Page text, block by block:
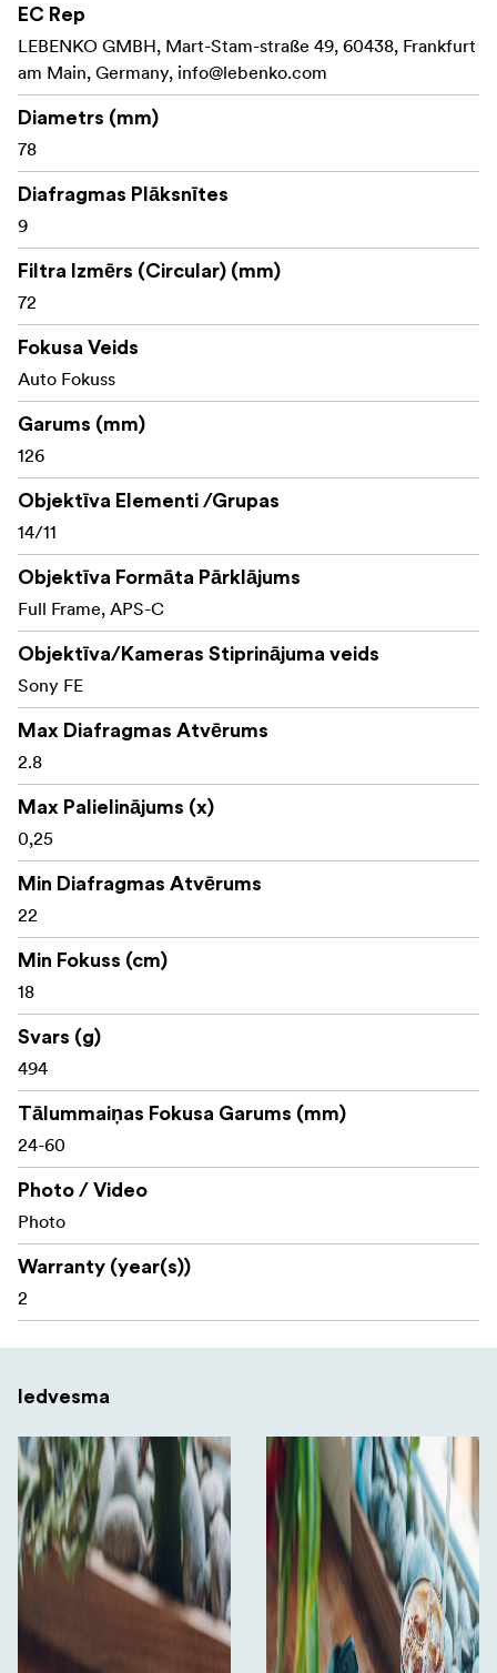
Kopšākās funkcijas
. - Viegla, kompakta konstrukcija: 494 g; 102-126 mm
garums
- Pastāvīga F2,8 apertūra no 24-60 mm
- Izstrādāts kopā ar Schneider-Kreuznach, nodrošinot
izcilu optisko veiktspēju
- 14 elementi 11 grupās (ASP, HR, ED) ar UMC pārklājumu
- Videofokusa lineārais STM autofokuss; AF/MF slēdzis
- Tuva fokusēšana: 0,18 m (0,27×) platleņķī; 0,32 m (0,25×)
tālleņķī
- Izturīga konstrukcija ar izturību pret putekļiem un
šļakatām; ūdens/eļļas necaurlaidīgs pārklājums
- 72 mm izmēra filtrs
Kas ir iepakojumā:
Lēcas
Lēcas pārsegs
EC Rep
LEBENKO GMBH, Mart-Stam-straße 49, 60438, Frankfurt
am Main, Germany, info@lebenko.com
Diametrs (mm)
78
Diafragmas Plāksnītes
9
Filtra Izmērs (Circular) (mm)
72
Fokusa Veids
Auto Fokuss
Garums (mm)
126
Objektīva Elementi /Grupas
14/11
Objektīva Formāta Pārklājums
Full Frame, APS-C
Objektīva/Kameras Stiprinājuma veids
Sony FE
Max Diafragmas Atvērums
2.8
Max Palielinājums (x)
0,25
Min Diafragmas Atvērums
22
Min Fokuss (cm)
18
Svars (g)
494
Tālummaiņas Fokusa Garums (mm)
24-60
Photo / Video
Photo
Warranty (year(s))
2
Iedvesma